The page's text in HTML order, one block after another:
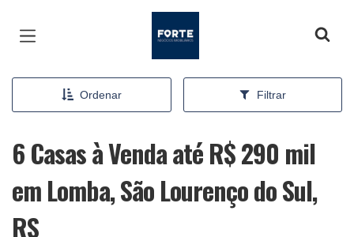
Ordenar Filtrar
6 Casas à Venda até R$ 290 mil
em Lomba, São Lourenço do Sul,
RS